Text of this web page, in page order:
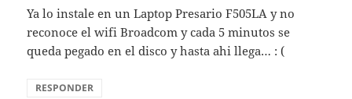
Ya lo instale en un Laptop Presario F505LA y no
reconoce el wifi Broadcom y cada 5 minutos se
queda pegado en el disco y hasta ahi llega… : (
RESPONDER